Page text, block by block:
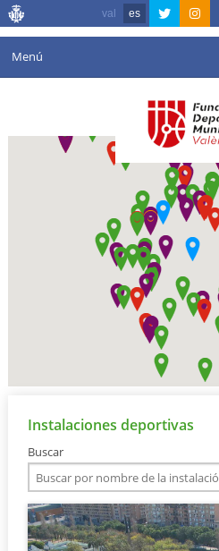
val es
Menú
Agenda
Valencia en deporte
Portal de Transparencia
Instalaciones deportivas
Buscar